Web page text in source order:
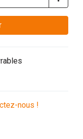
nous !